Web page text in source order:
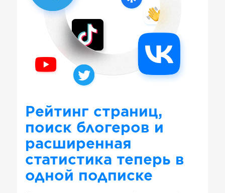
Рейтинг страниц,
поиск блогеров и
расширенная
статистика теперь в
одной подписке